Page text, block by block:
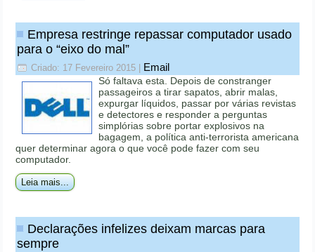
Empresa restringe repassar computador usado
para o “eixo do mal”
Criado: 17 Fevereiro 2015 Email
Só faltava esta. Depois de constranger
passageiros a tirar sapatos, abrir malas,
expurgar líquidos, passar por várias revistas
e detectores e responder a perguntas
simplórias sobre portar explosivos na
bagagem, a política anti-terrorista americana
quer determinar agora o que você pode fazer com seu
computador.
Leia mais...
Declarações infelizes deixam marcas para
sempre